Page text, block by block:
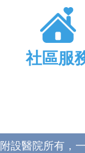
社區服
設醫院所有，